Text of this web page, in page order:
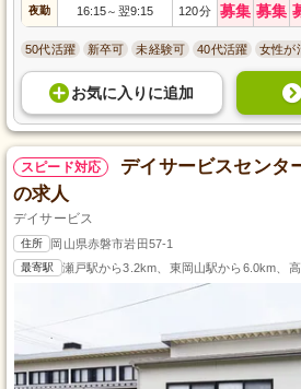
夜勤 16:15～ 翌9:15 120分 募集 募集
50代活躍 新卒可 未経験可 40代活躍 女性が
お気に入り に追加
スピード対応
デイサービスセンタ
の求人
デイサービス
住所 岡山県赤磐市岩田57-1
最寄駅 瀬戸駅から3.2km、東岡山駅から6.0km、